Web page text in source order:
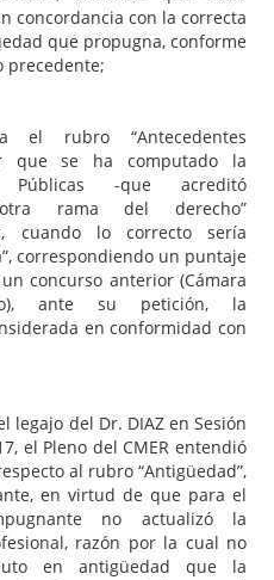
concordancia con la correcta
que propugna, conforme
precedente;
el rubro “Antecedentes
que se ha computado la
-que acreditó
rama del derecho”
cuando lo correcto sería
correspondiendo un puntaje
concurso anterior (Cámara
ante su petición, la
en conformidad con
legajo del Dr. DIAZ en Sesión
el Pleno del CMER entendió
al rubro “Antigüedad”,
en virtud de que para el
no actualizó la
razón por la cual no
en antigüedad que la